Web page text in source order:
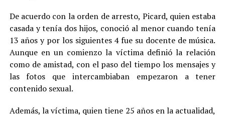
De acuerdo con la orden de arresto, Picard, quien estaba
casada y tenía dos hijos, conoció al menor cuando tenía
13 años y por los siguientes 4 fue su docente de música.
Aunque en un comienzo la víctima definió la relación
como de amistad, con el paso del tiempo los mensajes y
las fotos que intercambiaban empezaron a tener
contenido sexual.
Además, la víctima, quien tiene 25 años en la actualidad,